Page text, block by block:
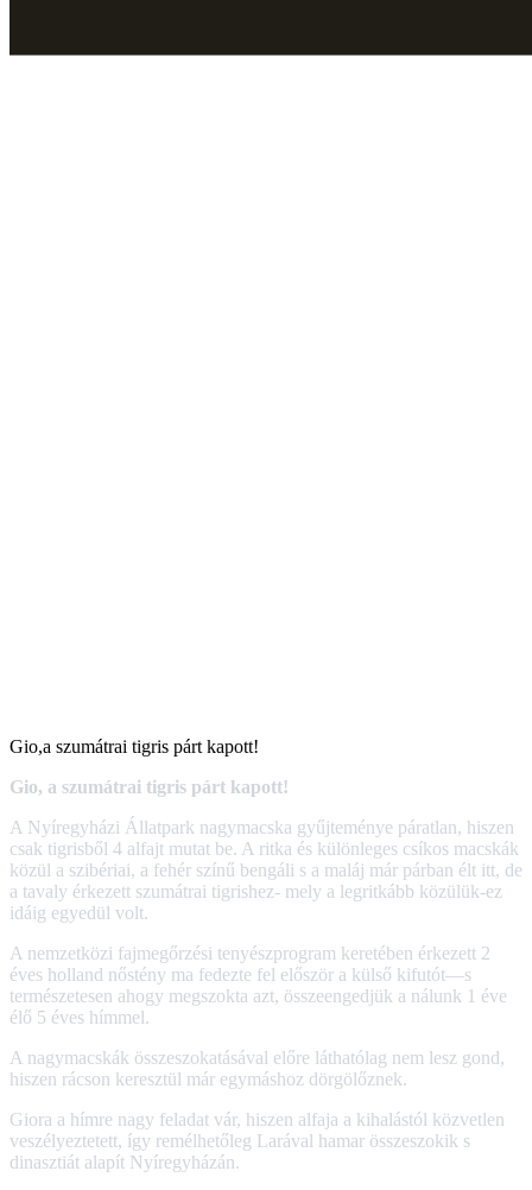
Gio,a szumátrai tigris párt kapott!
Gio, a szumátrai tigris párt kapott!
A Nyíregyházi Állatpark nagymacska gyűjteménye páratlan, hiszen
csak tigrisből 4 alfajt mutat be. A ritka és különleges csíkos macskák
közül a szibériai, a fehér színű bengáli s a maláj már párban élt itt, de
a tavaly érkezett szumátrai tigrishez- mely a legritkább közülük-ez
idáig egyedül volt.
A nemzetközi fajmegőrzési tenyészprogram keretében érkezett 2
éves holland nőstény ma fedezte fel először a külső kifutót—s
természetesen ahogy megszokta azt, összeengedjük a nálunk 1 éve
élő 5 éves hímmel.
A nagymacskák összeszokatásával előre láthatólag nem lesz gond,
hiszen rácson keresztül már egymáshoz dörgölőznek.
Giora a hímre nagy feladat vár, hiszen alfaja a kihalástól közvetlen
veszélyeztetett, így remélhetőleg Larával hamar összeszokik s
dinasztiát alapít Nyíregyházán.